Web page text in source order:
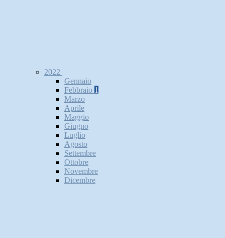
2022
Gennaio
Febbraio 1
Marzo
Aprile
Maggio
Giugno
Luglio
Agosto
Settembre
Ottobre
Novembre
Dicembre